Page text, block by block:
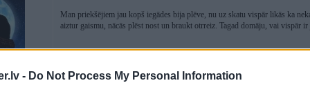
- Do Not Process My Personal Information
Man priekšējiem jau kopš iegādes bija plēve, nu uz skatu vispār likās ka
aiztur gaismu, nācās plēst nost un braukt otrreiz. Tagad domāju, vai vispār